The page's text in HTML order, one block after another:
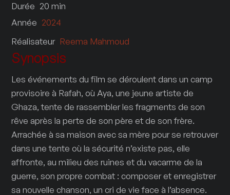
Durée 20min
Année 2024
Réalisateur Reema Mahmoud
Synopsis
Les événements du film se déroulent dans un camp
provisoire à Rafah, où Aya, une jeune artiste de
Ghaza, tente de rassembler les fragments de son
rêve après la perte de son père et de son frère.
Arrachée à sa maison avec sa mère pour se retrouver
dans une tente où la sécurité n’existe pas, elle
affronte, au milieu des ruines et du vacarme de la
guerre, son propre combat : composer et enregistrer
sa nouvelle chanson, un cri de vie face à l’absence.